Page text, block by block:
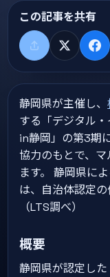
この記事を共有
共有する
X
静岡県が主催し、
する「デジタル
in静岡」の第3期
協力のもとで、
ます。 静岡県に
は、自治体認定の
（LTS調べ）
概要
静岡県が認定し